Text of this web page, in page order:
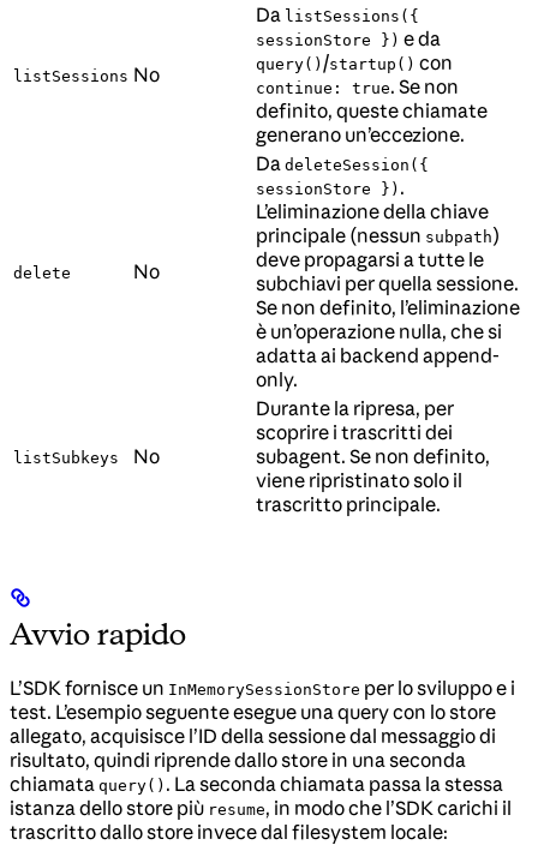
listSessions No
Da listSessions({
sessionStore }) e da
query() /startup() con
continue: true. Se non
definito, queste chiamate
generano un’eccezione.
delete No
Da deleteSession({
sessionStore }) .
L’eliminazione della chiave
principale (nessun subpath)
deve propagarsi a tutte le
subchiavi per quella sessione.
Se non definito, l’eliminazione
è un’operazione nulla, che si
adatta ai backend append-
only.
listSubkeys No
Durante la ripresa, per
scoprire i trascritti dei
subagent. Se non definito,
viene ripristinato solo il
trascritto principale.
Avvio rapido
L’SDK fornisce un InMemorySessionStore per lo sviluppo e i
test. L’esempio seguente esegue una query con lo store
allegato, acquisisce l’ID della sessione dal messaggio di
risultato, quindi riprende dallo store in una seconda
chiamata query() . La seconda chiamata passa la stessa
istanza dello store più resume, in modo che l’SDK carichi il
trascritto dallo store invece dal filesystem locale: